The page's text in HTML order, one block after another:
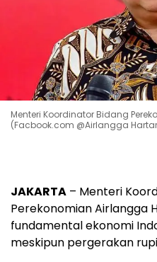
Menteri Koordinator Bidang
(Facbook.com @Airlangga
JAKARTA – Menteri
Perekonomian Airlangga
fundamental ekonomi
meskipun pergerakan